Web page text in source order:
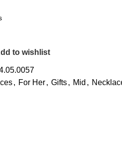
to wishlist
, For Her, Gifts, Mid ,